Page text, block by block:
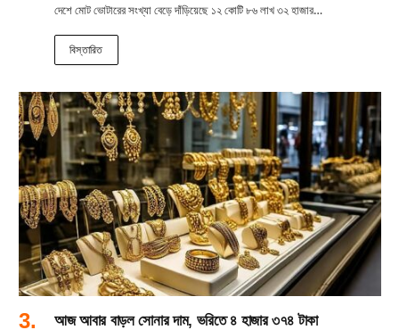
দেশে মোট ভোটারের সংখ্যা বেড়ে দাঁড়িয়েছে ১২ কোটি ৮৬ লাখ ৩২ হাজার…
বিস্তারিত
আজ আবার বাড়ল সোনার দাম, ভরিতে ৪ হাজার ৩৭৪ টাকা